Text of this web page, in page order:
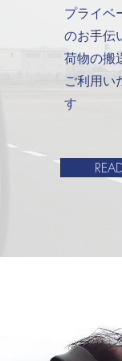
プライベ
のお手伝
荷物の搬
ご利用い
す